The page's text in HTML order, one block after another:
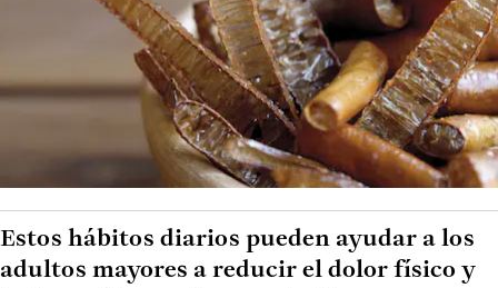
Estos hábitos diarios pueden ayudar a los
adultos mayores a reducir el dolor físico y